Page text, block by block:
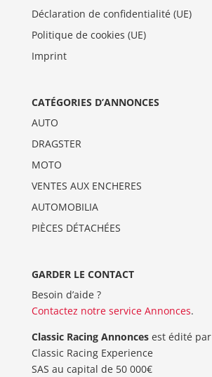
Déclaration de confidentialité (UE)
Politique de cookies (UE)
Imprint
CATÉGORIES D’ANNONCES
AUTO
DRAGSTER
MOTO
VENTES AUX ENCHERES
AUTOMOBILIA
PIÈCES DÉTACHÉES
GARDER LE CONTACT
Besoin d’aide ?
Contactez notre service Annonces.
Classic Racing Annoncesest édité par
Classic Racing Experience
SAS au capital de 50 000€